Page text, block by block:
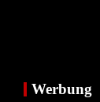
Werbung